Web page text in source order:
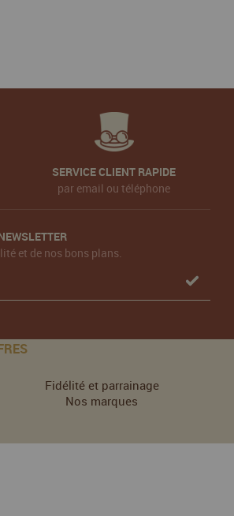
SERVICE CLIENT RAPIDE
par email ou téléphone
et de nos bons plans.
Fidélité et parrainage
Nos marques